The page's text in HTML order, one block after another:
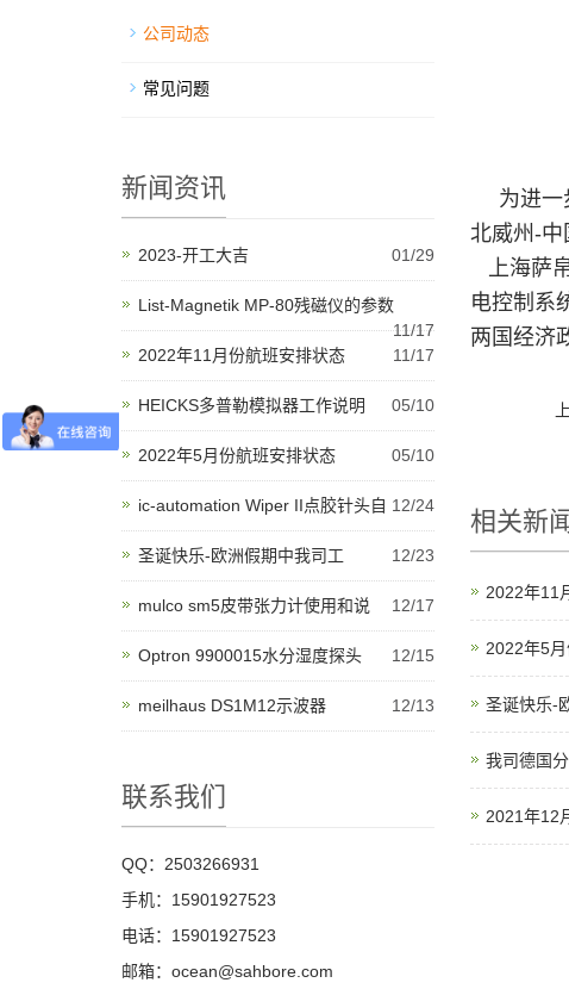
为进
北威州-中
上海萨
电控制系
两国经济
相关新
2022年11
2022年5
圣诞快乐-
我司德国
2021年12
公司动态
常见问题
新闻资讯
2023-开工大吉 01/29
List-Magnetik MP-80残磁仪的参数
11/17
2022年11月份航班安排状态
11/17
HEICKS多普勒模拟器工作说明 05/10
2022年5月份航班安排状态 05/10
ic-automation Wiper II点胶针头自 12/24
圣诞快乐-欧洲假期中我司工 12/23
mulco sm5皮带张力计使用和说 12/17
Optron 9900015水分湿度探头 12/15
meilhaus DS1M12示波器 12/13
联系我们
QQ：2503266931
手机：15901927523
电话：15901927523
邮箱：ocean@sahbore.com